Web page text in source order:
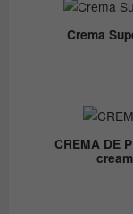
Crema
CREMA DE